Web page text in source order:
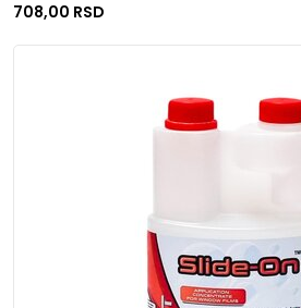
708,00 RSD